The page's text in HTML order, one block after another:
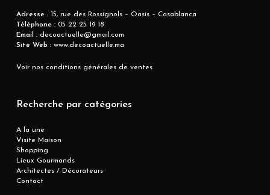
Adresse : 15, rue des Rossignols – Oasis – Casablanca
Téléphone :05 22 25 19 18
Email :decoactuelle@gmail.com
Site Web :www.decoactuelle.ma
Voir nos conditions générales de ventes
Recherche par catégories
A la une
Visite Maison
Shopping
Lieux Gourmands
Architectes / Décorateurs
Contact